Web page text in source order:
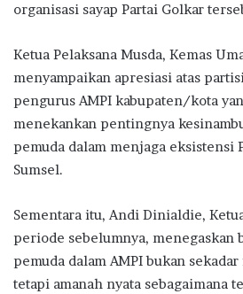
organisasi sayap Partai Golkar
Ketua Pelaksana Musda, Kemas
menyampaikan apresiasi atas
pengurus AMPI kabupaten/kota
menekankan pentingnya
pemuda dalam menjaga eksistensi
Sumsel.
Sementara itu, Andi Dinialdie,
periode sebelumnya, menegaskan
pemuda dalam AMPI bukan
tetapi amanah nyata sebagaimana